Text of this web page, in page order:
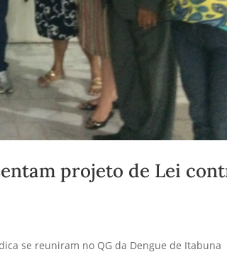
projeto de Lei
se reuniram no QG da Dengue de Itabuna